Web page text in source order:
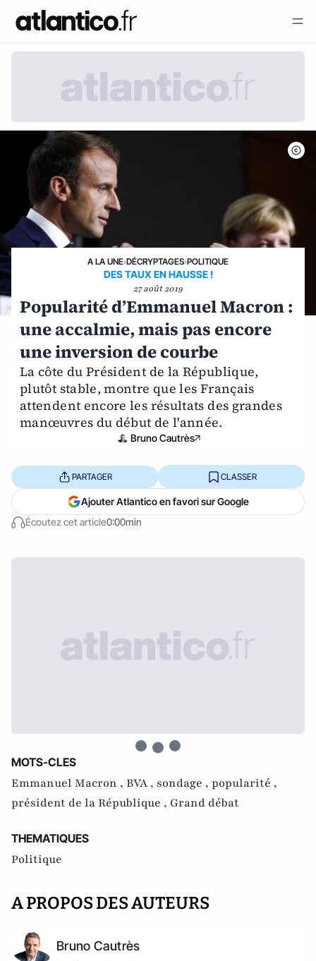
A LA UNE›DÉCRYPTAGES›POLITIQUE
DES TAUX EN HAUSSE !
27 août 2019
Popularité d’Emmanuel Macron :
une accalmie, mais pas encore
une inversion de courbe
La côte du Président de la République,
plutôt stable, montre que les Français
attendent encore les résultats des grandes
manœuvres du début de l'année.
Bruno Cautrès
Écoutez cet article0:00min
PARTAGER CLASSER
Ajouter Atlantico en favori sur Google
MOTS-CLES
Emmanuel Macron , BVA , sondage , popularité ,
président de la République , Grand débat
THEMATIQUES
Politique
A PROPOS DES AUTEURS
Bruno Cautrès